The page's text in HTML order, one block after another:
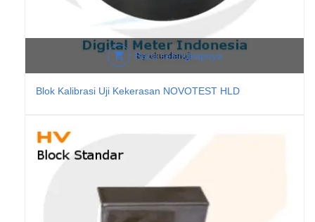
Baca selengkapnya
Blok Kalibrasi Uji Kekerasan NOVOTEST HLD